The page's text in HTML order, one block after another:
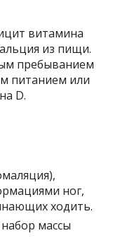
витамина
из пищи.
пребыванием
питанием или
D.
ног,
ходить.
массы